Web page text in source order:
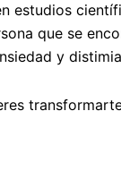
estudios
que se
y